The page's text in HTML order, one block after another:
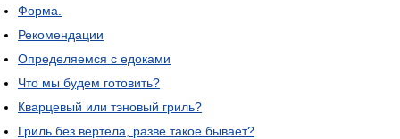
Форма.
Рекомендации
Определяемся с едоками
Что мы будем готовить?
Кварцевый или тэновый гриль?
Гриль без вертела, разве такое бывает?